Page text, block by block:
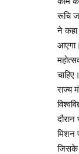
रूचि
ने कहा
चाहिए।
राज्य
मिशन
जिसके